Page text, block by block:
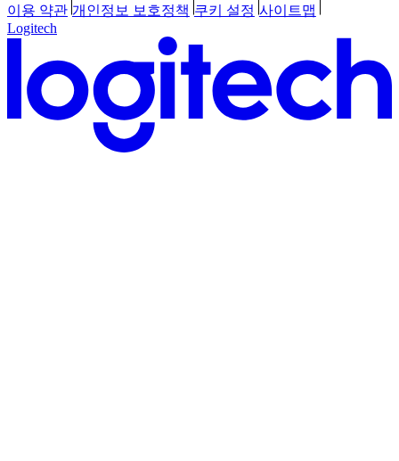
이용 약관 개인정보 보호정책 쿠키 설정 사이트맵
Logitech